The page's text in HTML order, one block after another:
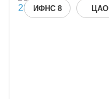
ИФНС 8 ЦАО